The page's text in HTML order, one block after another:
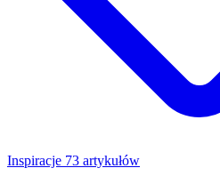
Inspiracje 73 artykułów